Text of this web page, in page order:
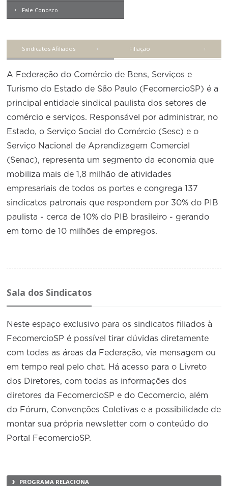
Afixação de preços e fiscalização
Logística Reversa
SENAC
Cecomercio
Licitações
Prêmio de Sustentabilidade
Conselho de Assuntos Tributários
Conselho de Economia Empresarial e Política
Conselho do Comércio Atacadista
Conselho de Serviços
Conselho de Sustentabilidade
Conselho de Comércio Eletrônico
Advocacy
IPS
PESP-S
PESP-C
PCSS
IMAT
LVC
FTN
sindicais do comércio
Médicos Veterinários
Motoristas
Nutricionistas
Secretárias
Técnicos Industriais
Telefonistas
Vendedores e Viajantes
Contemporâneo
Revista Problemas Brasileiros
Livros
Expresso MEI
Fale Conosco
Sindicatos Afiliados Filiação
A Federação do Comércio de Bens, Serviços e
Turismo do Estado de São Paulo (FecomercioSP) é a
principal entidade sindical paulista dos setores de
comércio e serviços. Responsável por administrar, no
Estado, o Serviço Social do Comércio (Sesc) e o
Serviço Nacional de Aprendizagem Comercial
(Senac), representa um segmento da economia que
mobiliza mais de 1,8 milhão de atividades
empresariais de todos os portes e congrega 137
sindicatos patronais que respondem por 30% do PIB
paulista - cerca de 10% do PIB brasileiro - gerando
em torno de 10 milhões de empregos.
Sala dos Sindicatos
Neste espaço exclusivo para os sindicatos filiados à
FecomercioSP é possível tirar dúvidas diretamente
com todas as áreas da Federação, via mensagem ou
em tempo real pelo chat. Há acesso para o Livreto
dos Diretores, com todas as informações dos
diretores da FecomercioSP e do Cecomercio, além
do Fórum, Convenções Coletivas e a possibilidade de
montar sua própria newsletter com o conteúdo do
Portal FecomercioSP.
PROGRAMA RELACIONA